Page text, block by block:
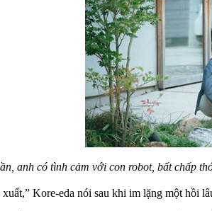
anh có tình cảm với con robot, bất chấp
Kore-eda nói sau khi im lặng một hồi